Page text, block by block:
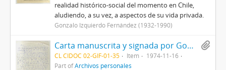
realidad histórico-social del momento en Chile,
aludiendo, a su vez, a aspectos de su vida privada.
Gonzalo Izquierdo Fernández (1932-1990)
Carta manuscrita y signada por Gonzalo Izquierdo a su cónyuge con motivo de entregar noticias relativas a su vida privada
CL CIDOC 02-GIF-01-35 Item
1974-11-16
Part ofArchivos personales